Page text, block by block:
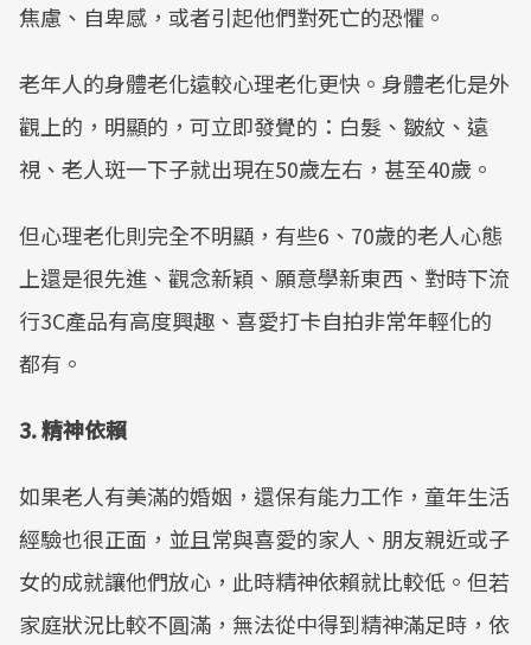
焦慮、自卑感，或者引起他們對死亡的恐懼。
老年人的身體老化遠較心理老化更快。身體老化是外
觀上的，明顯的，可立即發覺的：白髮、皺紋、遠
視、老人斑一下子就出現在50歲左右，甚至40歲。
但心理老化則完全不明顯，有些6、70歲的老人心態
上還是很先進、觀念新穎、願意學新東西、對時下流
行3C產品有高度興趣、喜愛打卡自拍非常年輕化的
都有。
3. 精神依賴
如果老人有美滿的婚姻，還保有能力工作，童年生活
經驗也很正面，並且常與喜愛的家人、朋友親近或子
女的成就讓他們放心，此時精神依賴就比較低。但若
家庭狀況比較不圓滿，無法從中得到精神滿足時，依